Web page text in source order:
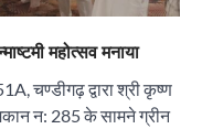
महोत्सव मनाया
चण्डीगढ़ द्वारा श्री कृष्ण
न: 285 के सामने ग्रीन
की हत्या का सबसे बड़ा
6, 2026